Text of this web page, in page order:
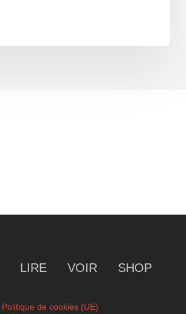
LIRE VOIR SHOP
Politique de cookies (UE)